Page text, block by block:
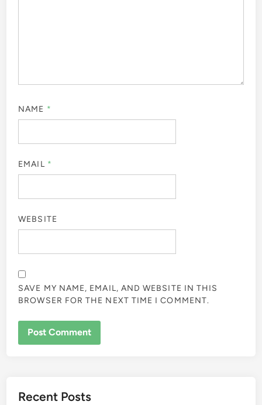
NAME *
EMAIL *
WEBSITE
SAVE MY NAME, EMAIL, AND WEBSITE IN THIS
BROWSER FOR THE NEXT TIME I COMMENT.
Recent Posts